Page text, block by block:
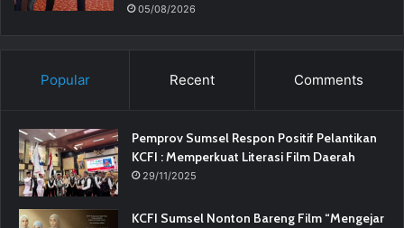
05/08/2026
Popular Recent Comments
Pemprov Sumsel Respon Positif Pelantikan
KCFI : Memperkuat Literasi Film Daerah
29/11/2025
KCFI Sumsel Nonton Bareng Film “Mengejar